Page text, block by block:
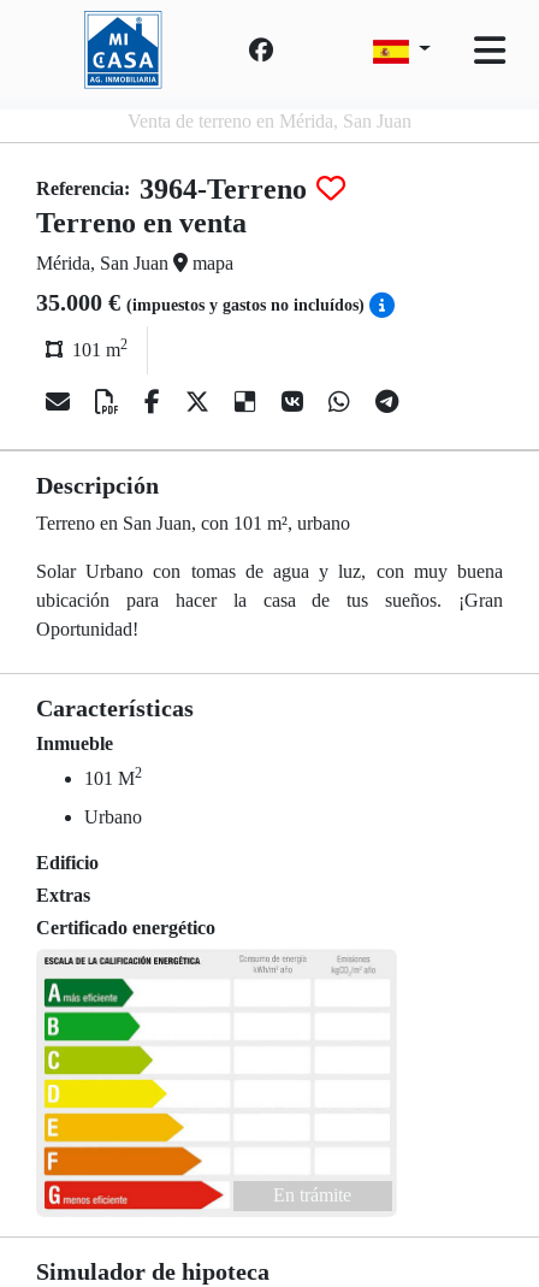
Venta de terreno en Mérida, San Juan
Referencia: 3964-Terreno
Terreno en venta
Mérida, San Juan mapa
35.000 € (impuestos y gastos no incluídos)
101 m2
Descripción
Terreno en San Juan, con 101 m², urbano
Solar Urbano con tomas de agua y luz, con muy buena
ubicación para hacer la casa de tus sueños. ¡Gran
Oportunidad!
Características
Inmueble
101 M2
Urbano
Edificio
Extras
Certificado energético
En trámite
Simulador de hipoteca